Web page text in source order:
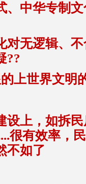
、中华专制
对无逻辑、
??
上世界文明
设上，如拆
很有效率，
不如了